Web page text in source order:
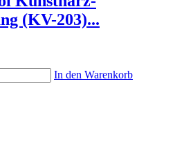
(KV-203)...
In den Warenkorb